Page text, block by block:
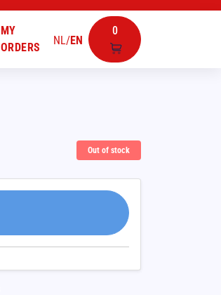
NL/EN
0
MY
ORDERS
Out of stock